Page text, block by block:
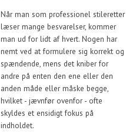
Når man som professionel stileretter
læser mange besvarelser, kommer
man ud for lidt af hvert. Nogen har
nemt ved at formulere sig korrekt og
spændende, mens det kniber for
andre på enten den ene eller den
anden måde eller måske begge,
hvilket - jævnfør ovenfor - ofte
skyldes et ensidigt fokus på
indholdet.